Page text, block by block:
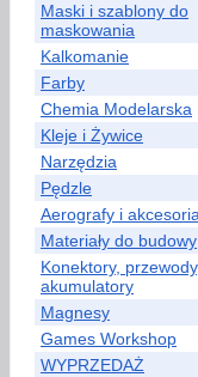
Maski i szablony do
maskowania
Kalkomanie
Farby
Chemia Modelarska
Kleje i Żywice
Narzędzia
Pędzle
Aerografy i akcesoria
Materiały do budowy
Konektory, przewody,
akumulatory
Magnesy
Games Workshop
WYPRZEDAŻ